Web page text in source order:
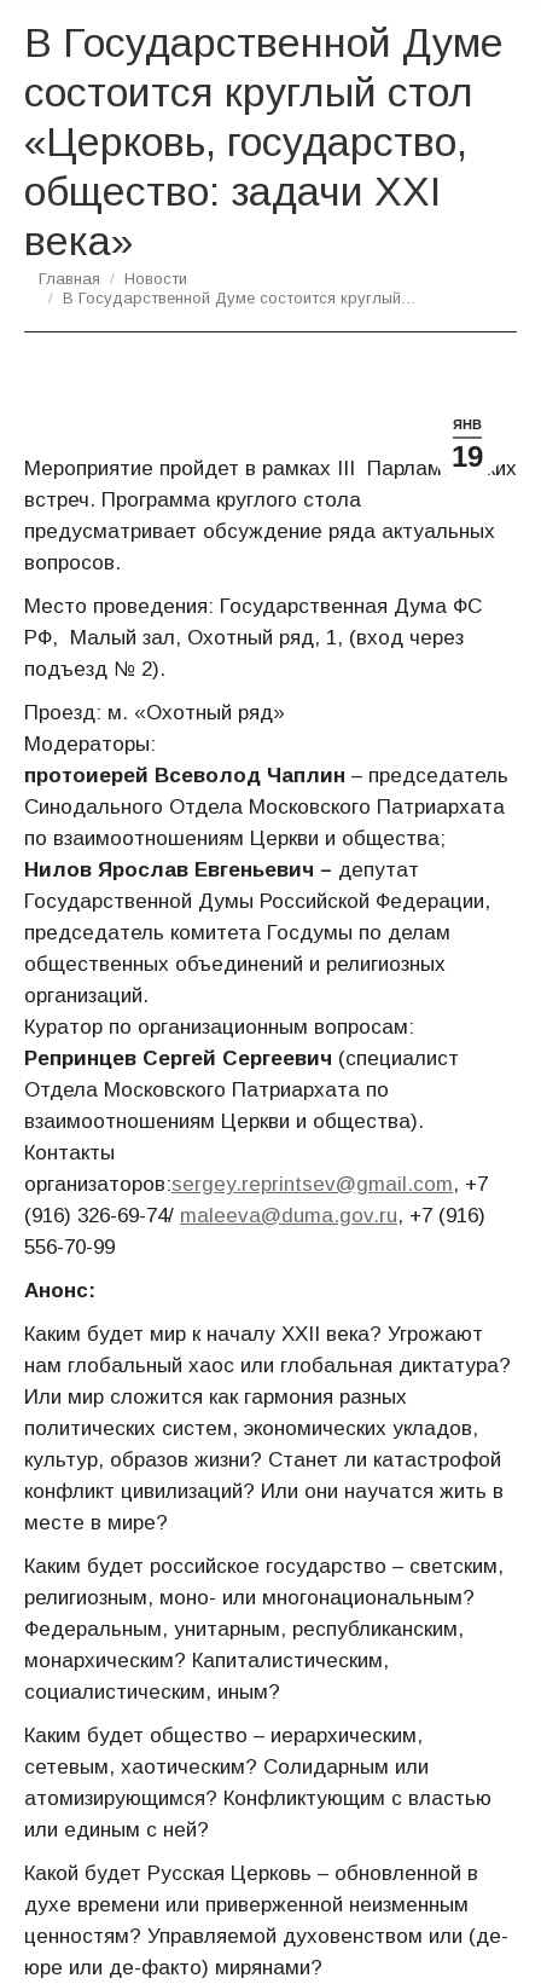
В Государственной Думе
состоится круглый стол
«Церковь, государство,
общество: задачи XXI
века»
Вы здесь:
Главная
Новости
В Государственной Думе состоится круглый…
ЯНВ
19
Мероприятие пройдет в рамках III Парламентских
встреч. Программа круглого стола
предусматривает обсуждение ряда актуальных
вопросов.
Место проведения: Государственная Дума ФС
РФ, Малый зал, Охотный ряд, 1, (вход через
подъезд № 2).
Проезд: м. «Охотный ряд»
Модераторы:
протоиерей Всеволод Чаплин – председатель
Синодального Отдела Московского Патриархата
по взаимоотношениям Церкви и общества;
Нилов Ярослав Евгеньевич – депутат
Государственной Думы Российской Федерации,
председатель комитета Госдумы по делам
общественных объединений и религиозных
организаций.
Куратор по организационным вопросам:
Репринцев Сергей Сергеевич (специалист
Отдела Московского Патриархата по
взаимоотношениям Церкви и общества).
Контакты
организаторов:sergey.reprintsev@gmail.com, +7
(916) 326-69-74/ maleeva@duma.gov.ru, +7 (916)
556-70-99
Анонс:
Каким будет мир к началу XXII века? Угрожают
нам глобальный хаос или глобальная диктатура?
Или мир сложится как гармония разных
политических систем, экономических укладов,
культур, образов жизни? Станет ли катастрофой
конфликт цивилизаций? Или они научатся жить в
месте в мире?
Каким будет российское государство – светским,
религиозным, моно- или многонациональным?
Федеральным, унитарным, республиканским,
монархическим? Капиталистическим,
социалистическим, иным?
Каким будет общество – иерархическим,
сетевым, хаотическим? Солидарным или
атомизирующимся? Конфликтующим с властью
или единым с ней?
Какой будет Русская Церковь – обновленной в
духе времени или приверженной неизменным
ценностям? Управляемой духовенством или (де-
юре или де-факто) мирянами?